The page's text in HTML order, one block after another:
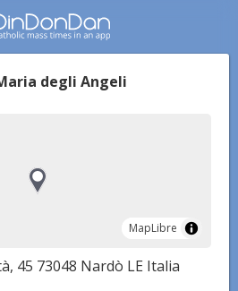
degli Angeli
MapLibre
MapLibre
45 73048 Nardò LE Italia